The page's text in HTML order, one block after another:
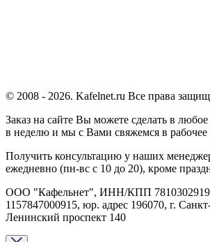
© 2008 - 2026. Kafelnet.ru Все права
Заказ на сайте Вы можете сделать в
в неделю и мы с Вами свяжемся в рабочее
Получить консультацию у наших
ежедневно (пн-вс с 10 до 20), кроме
ООО "Кафельнет", ИНН/КПП
1157847000915, юр. адрес 196070, г.
Ленинский проспект 140